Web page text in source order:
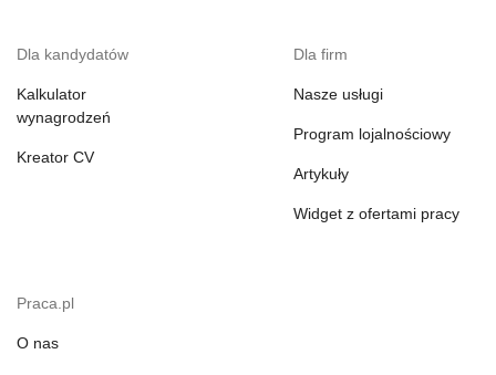
Dla kandydatów
Kalkulator
wynagrodzeń
Kreator CV
Dla firm
Nasze usługi
Program lojalnościowy
Artykuły
Widget z ofertami pracy
Praca.pl
O nas